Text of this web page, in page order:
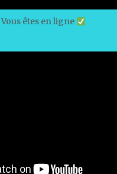
Vous êtes en ligne